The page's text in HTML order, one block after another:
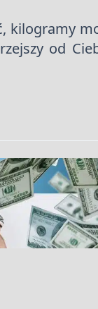
kilogramy
od